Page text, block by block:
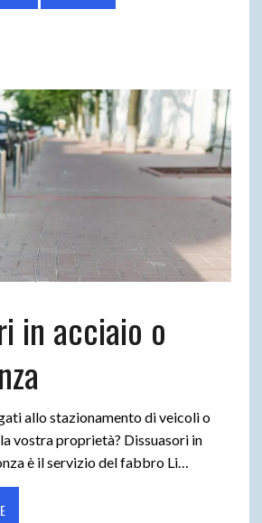
in acciaio o
allo stazionamento di veicoli o
vostra proprietà? Dissuasori in
è il servizio del fabbro Li…